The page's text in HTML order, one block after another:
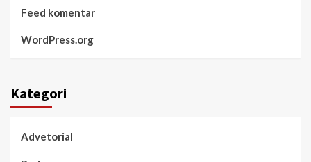
Feed komentar
WordPress.org
Kategori
Advetorial